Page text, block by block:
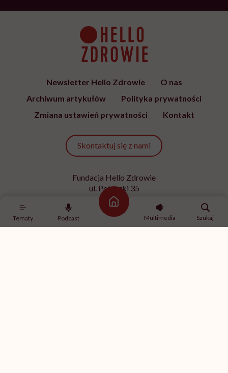
Tematy Podcast
Strona główna
Multimedia
Szukaj
Newsletter Hello Zdrowie
O nas
Archiwum artykułów
Polityka prywatności
Zmiana ustawień prywatności
Kontakt
Skontaktuj się z nami
Fundacja Hello Zdrowie
ul. Poleczki 35
02-822 Warszawa
NIP 9512613236
Kontakt z redakcją